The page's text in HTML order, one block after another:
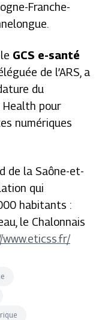
Franche-
GCS e-santé
de l’ARS, a
du
Health pour
numériques
de la Saône-et-
qui
habitants :
le Chalonnais
www.eticss.fr/